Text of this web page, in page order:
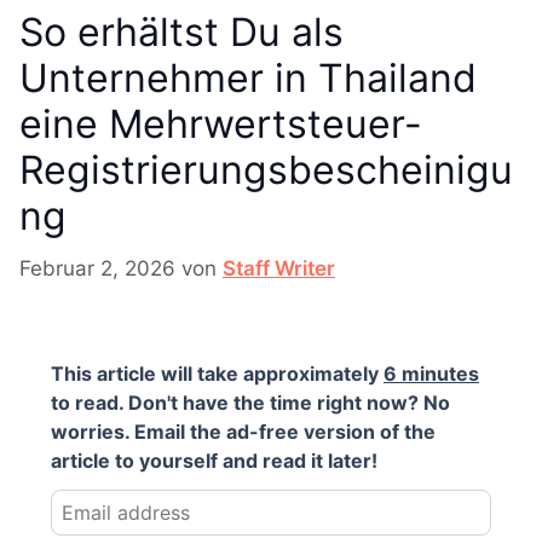
So erhältst Du als
Unternehmer in Thailand
eine Mehrwertsteuer-
Registrierungsbescheinigu
ng
Februar 2, 2026 von Staff Writer
This article will take approximately 6 minutes
to read. Don't have the time right now? No
worries. Email the ad-free version of the
article to yourself and read it later!